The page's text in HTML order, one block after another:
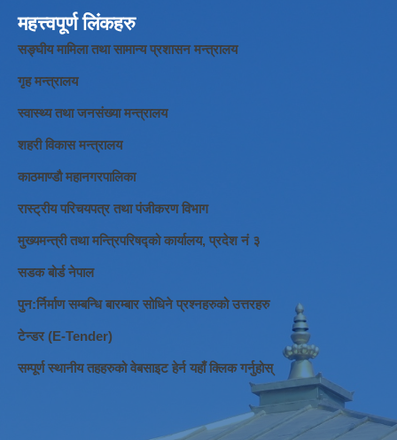
महत्त्वपूर्ण लिंकहरु
सङ्घीय मामिला तथा सामान्य प्रशासन मन्त्रालय
गृह मन्त्रालय
स्वास्थ्य तथा जनसंख्या मन्त्रालय
शहरी विकास मन्त्रालय
काठमाण्डौ महानगरपालिका
रास्ट्रीय परिचयपत्र तथा पंजीकरण विभाग
मुख्यमन्त्री तथा मन्त्रिपरिषद्को कार्यालय, प्रदेश नं ३
सडक बोर्ड नेपाल
पुन:र्निर्माण सम्बन्धि बारम्बार सोधिने प्रश्नहरुको उत्तरहरु
टेन्डर (E-Tender)
सम्पूर्ण स्थानीय तहहरुको वेबसाइट हेर्न यहाँ क्लिक गर्नुहोस्